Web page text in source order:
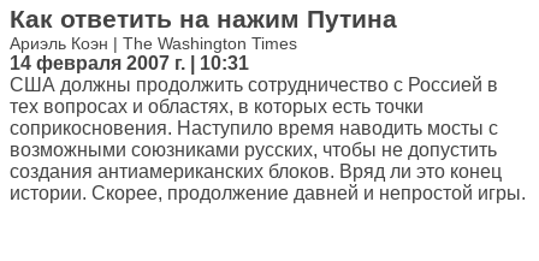
Как ответить на нажим Путина
Ариэль Коэн | The Washington Times
14 февраля 2007 г. | 10:31
США должны продолжить сотрудничество с Россией в
тех вопросах и областях, в которых есть точки
соприкосновения. Наступило время наводить мосты с
возможными союзниками русских, чтобы не допустить
создания антиамериканских блоков. Вряд ли это конец
истории. Скорее, продолжение давней и непростой игры.